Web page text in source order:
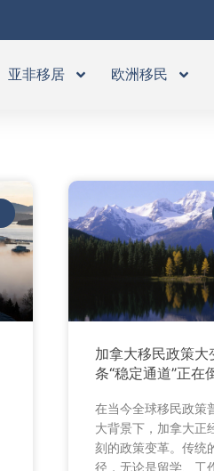
亚非移居 欧洲移民
加拿大移民政策大
条“稳定通道”正在
在当今全球移民政策
大背景下，加拿大正
刻的政策变革。传统
径，无论是留学、工